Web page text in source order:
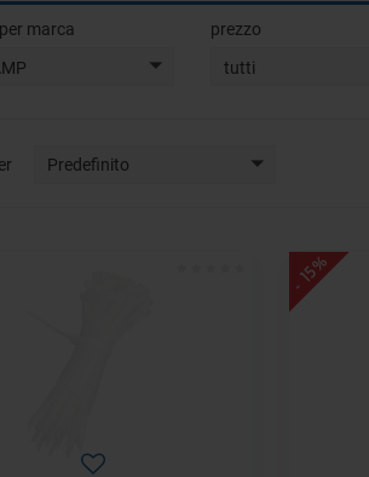
marca
prezzo
tutti
Predefinito
- 15%